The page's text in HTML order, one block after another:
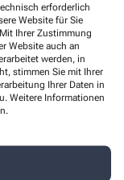
erforderlich
Website für Sie
Ihrer Zustimmung
Website auch an
werden, in
stimmen Sie mit Ihrer
Ihrer Daten in
Weitere Informationen